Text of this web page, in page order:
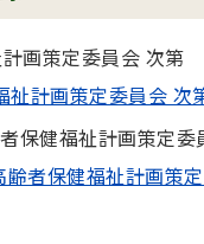
画策定委員会 次第
祉計画策定委員会 次
保健福祉計画策定委
者保健福祉計画策